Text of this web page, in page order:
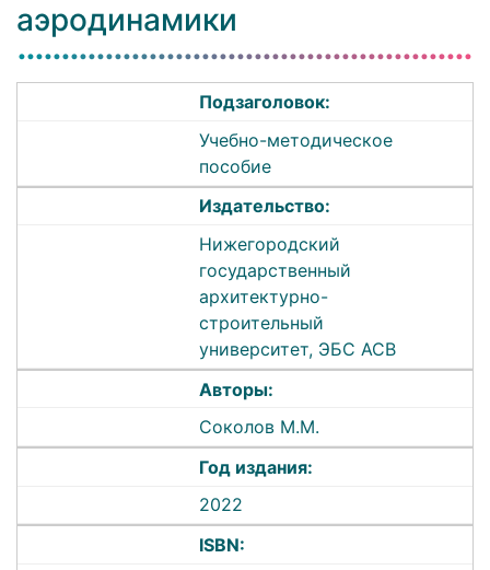
аэродинамики
Подзаголовок:
Учебно-методическое
пособие
Издательство:
Нижегородский
государственный
архитектурно-
строительный
университет, ЭБС АСВ
Авторы:
Соколов М.М.
Год издания:
2022
ISBN: